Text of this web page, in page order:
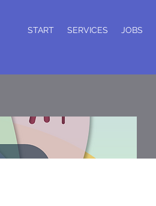
START SERVICES JOBS